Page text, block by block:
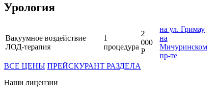
Урология
Вакуумное воздействие
ЛОД-терапия
1
процедура
2
000
Р
на ул. Гримау
на
Мичуринском
пр-те
ВСЕ ЦЕНЫ ПРЕЙСКУРАНТ РАЗДЕЛА
Наши лицензии